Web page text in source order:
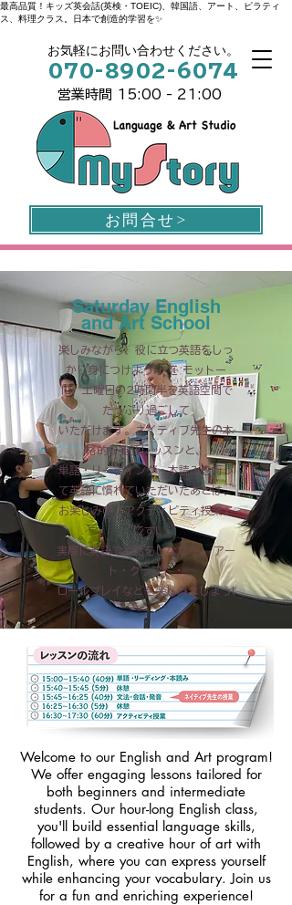
最高品質！キッズ英会話(英検・TOEIC)、韓国語、アート、ピラティ
ス、料理クラス。日本で創造的学習を✨
お気軽にお問い合わせください。
070-8902-6074
営業時間 15:00 - 21:00
お問合せ>
Saturday English
and Art School
楽しみながら、役に立つ英語をしっ
かり身につけよう!」を モットー
に、土曜日の2時間半を英語空間で
たっぷり過ごして
いただけます。ネイティブ先生の本
格的な英語レッスンと、
単語・リーディング・本読みを行っ
て英語に慣れていただいたあとは、
お楽しみの『アクティビティ授業』
です!
実際に英語で会話をしながら、 アー
ト・クラフト・
ロールプレイなどを楽しみましょう!
Welcome to our English and Art program!
We offer engaging lessons tailored for
both beginners and intermediate
students. Our hour-long English class,
you'll build essential language skills,
followed by a creative hour of art with
English, where you can express yourself
while enhancing your vocabulary. Join us
for a fun and enriching experience!